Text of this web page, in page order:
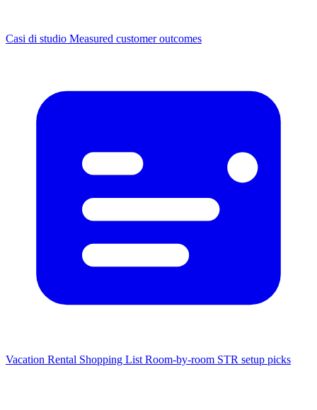
Casi di studio Measured customer outcomes
Vacation Rental Shopping List Room-by-room STR setup picks